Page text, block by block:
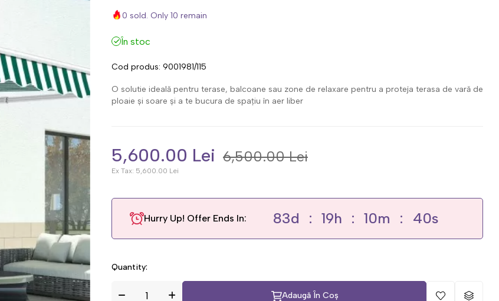
0 sold. Only 10 remain
În stoc
Cod produs: 9001981/115
O solutie ideală pentru terase, balcoane sau zone de relaxare pentru a proteja terasa de vară de
ploaie și soare și a te bucura de spațiu în aer liber
5,600.00 Lei 6,500.00 Lei
Ex Tax: 5,600.00 Lei
Hurry Up! Offer Ends In: 83d 19h 10m 39s
Quantity:
Adaugă În Coș